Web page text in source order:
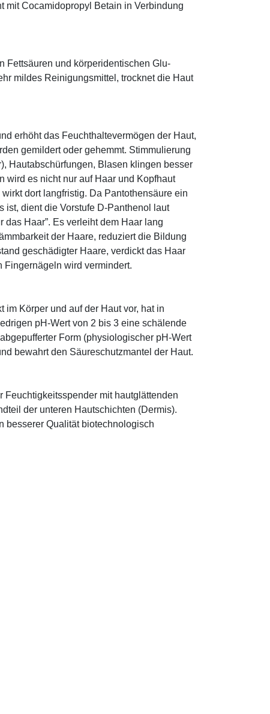
mit Cocamidopropyl Betain in Verbindung
Fettsäuren und körperidentischen Glu­
mildes Reinigungsmittel, trocknet die Haut
erhöht das Feuchthaltevermögen der Haut,
gemildert oder gehemmt. Stimmulierung
Hautabschürfungen, Blasen klingen besser
wird es nicht nur auf Haar und Kopfhaut
dort langfristig. Da Pantothensäure ein
ist, dient die Vorstufe D-Panthenol laut
Haar”. Es verleiht dem Haar lang
der Haare, reduziert die Bildung
geschädigter Haare, verdickt das Haar
Fingernägeln wird vermindert.
im Körper und auf der Haut vor, hat in
pH-Wert von 2 bis 3 eine schälende
Form (physiologischer pH-Wert
bewahrt den Säureschutzmantel der Haut.
mit hautglättenden
der unteren Hautschichten (Dermis).
besserer Qualität biotechnologisch